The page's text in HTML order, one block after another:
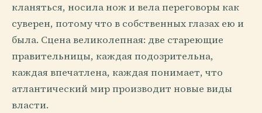
кланяться, носила нож и вела переговоры как
суверен, потому что в собственных глазах ею и
была. Сцена великолепная: две стареющие
правительницы, каждая подозрительна,
каждая впечатлена, каждая понимает, что
атлантический мир производит новые виды
власти.